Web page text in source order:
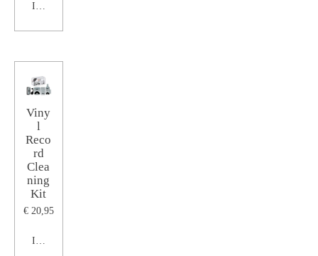
In winkelwagen
Viny
l
Reco
rd
Clea
ning
Kit
€ 20,95
In winkelwagen